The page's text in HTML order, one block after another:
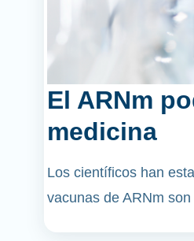
El ARNm
medicina
Los científicos han
vacunas de ARNm